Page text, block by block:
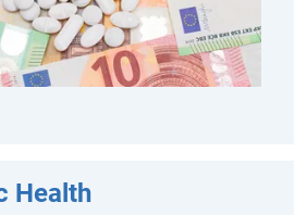
Health